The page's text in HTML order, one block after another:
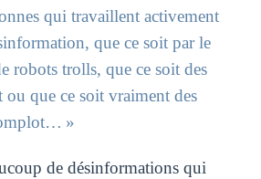
qui travaillent activement
que ce soit par le
robots trolls, que ce soit des
ou que ce soit vraiment des
»
de désinformations qui